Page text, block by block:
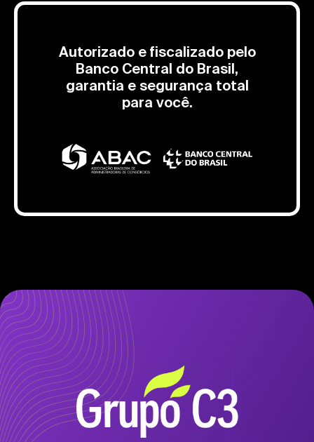
Autorizado e fiscalizado pelo
Banco Central do Brasil,
garantia e segurança total
para você.